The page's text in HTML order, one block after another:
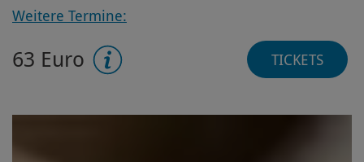
Weitere Termine:
63 Euro TICKETS